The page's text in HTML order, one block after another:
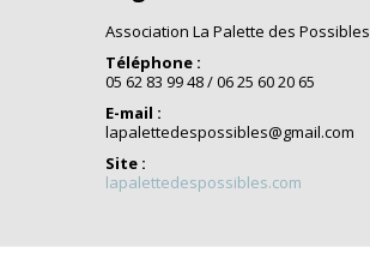
Association La Palette des Possibles
Téléphone :
05 62 83 99 48 / 06 25 60 20 65
E-mail :
lapalettedespossibles@gmail.com
Site :
lapalettedespossibles.com